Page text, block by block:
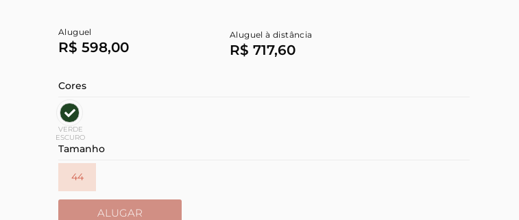
Aluguel
R$ 598,00
Aluguel à distância
R$ 717,60
Cores
VERDE
ESCURO
Tamanho
44
ALUGAR